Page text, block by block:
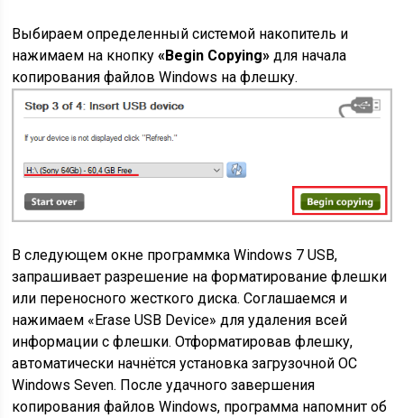
Выбираем определенный системой накопитель и
нажимаем на кнопку«Begin Copying»для начала
копирования файлов Windows на флешку.
В следующем окне программка Windows 7 USB,
запрашивает разрешение на форматирование флешки
или переносного жесткого диска. Соглашаемся и
нажимаем «Erase USB Device» для удаления всей
информации с флешки. Отформатировав флешку,
автоматически начнётся установка загрузочной ОС
Windows Seven. После удачного завершения
копирования файлов Windows, программа напомнит об